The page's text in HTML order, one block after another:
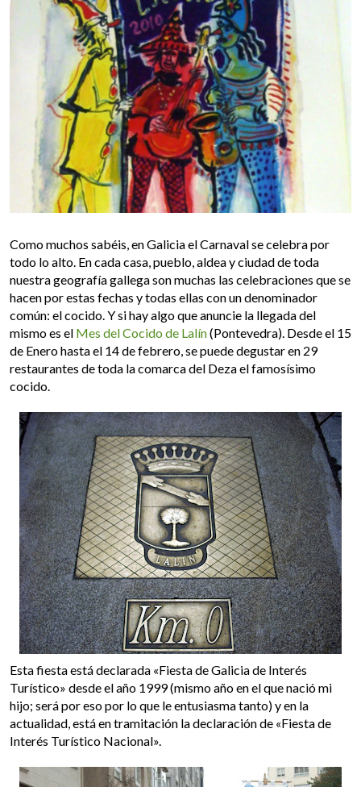
Como muchos sabéis, en Galicia el Carnaval se celebra por
todo lo alto. En cada casa, pueblo, aldea y ciudad de toda
nuestra geografía gallega son muchas las celebraciones que se
hacen por estas fechas y todas ellas con un denominador
común: el cocido. Y si hay algo que anuncie la llegada del
mismo es el Mes del Cocido de Lalín(Pontevedra). Desde el 15
de Enero hasta el 14 de febrero, se puede degustar en 29
restaurantes de toda la comarca del Deza el famosísimo
cocido.
Esta fiesta está declarada «Fiesta de Galicia de Interés
Turístico» desde el año 1999 (mismo año en el que nació mi
hijo; será por eso por lo que le entusiasma tanto) y en la
actualidad, está en tramitación la declaración de «Fiesta de
Interés Turístico Nacional».